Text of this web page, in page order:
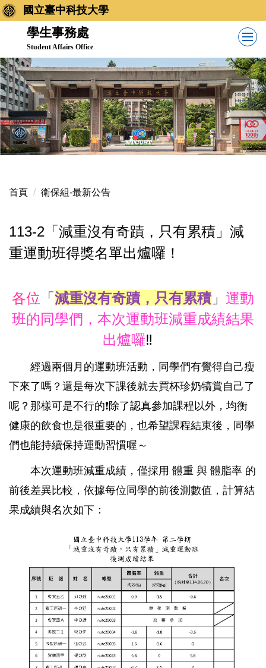
跳
到
內
容
區
國立臺中科技大學
學生事務處
Student Affairs Office
首頁 衛保組-最新公告
113-2「減重沒有奇蹟，只有累積」減
重運動班得獎名單出爐囉！
各位 「 減重沒有奇蹟，只有累積」 運動
班的同學們，本次運動班減重成績結果
出爐囉‼️
經過兩個月的運動班活動，同學們有覺得自己瘦
下來了嗎？還是每次下課後就去買杯珍奶犒賞自己了
呢？那樣可是不行的❗除了認真參加課程以外，均衡
健康的飲食也是很重要的，也希望課程結束後，同學
們也能持續保持運動習慣喔～
本次運動班減重成績，僅採用 體重 與 體脂率 的
前後差異比較，依據每位同學的前後測數值，計算結
果成績與名次如下：